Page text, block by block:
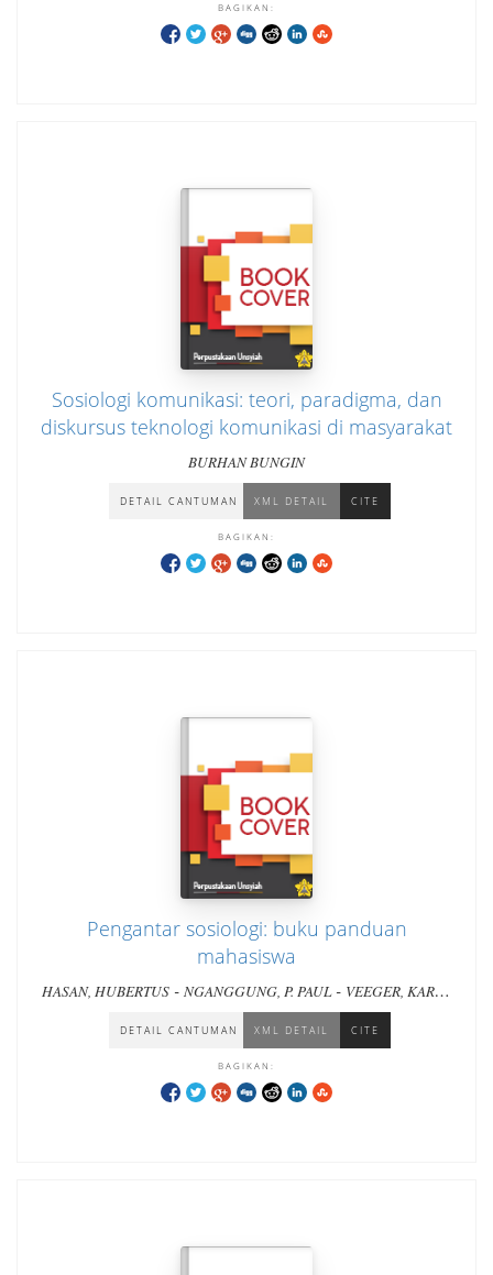
BAGIKAN:
Sosiologi komunikasi: teori, paradigma, dan
diskursus teknologi komunikasi di masyarakat
BURHAN BUNGIN
DETAIL CANTUMAN XML DETAIL CITE
BAGIKAN:
Pengantar sosiologi: buku panduan
mahasiswa
HASAN, HUBERTUS - NGANGGUNG, P. PAUL- VEEGER, KAREL
WIDYASTUTY, RENI ANASTASIA
DETAIL CANTUMAN XML DETAIL CITE
BAGIKAN: